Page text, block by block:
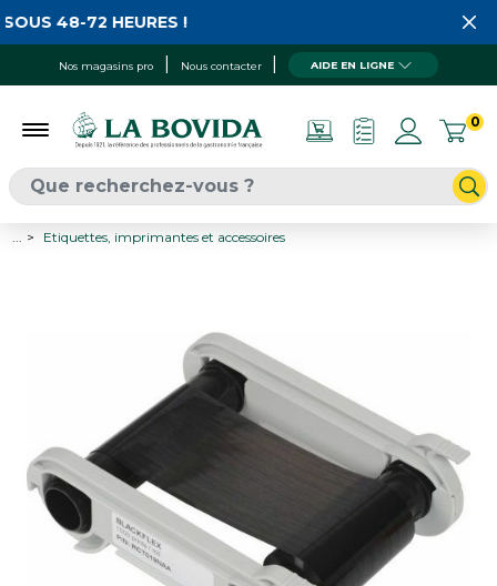
Nos magasins pro Nous contacter AIDE EN LIGNE
0
48-72 HEURES !
Etiquettes, imprimantes et accessoires